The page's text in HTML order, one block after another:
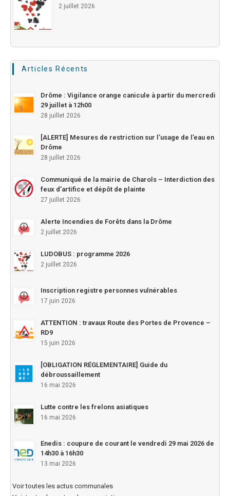
2 juillet 2026
Articles Récents
Drôme : Vigilance orange canicule à partir du mercredi
29 juillet à 12h00
28 juillet 2026
[ALERTE] Mesures de restriction sur l’usage de l’eau en
Drôme
28 juillet 2026
Communiqué de la mairie de Charols – Interdiction des
feux d’artifice et dépôt de plainte
27 juillet 2026
Alerte Incendies de Forêts dans la Drôme
2 juillet 2026
LUDOBUS : programme 2026
2 juillet 2026
Inscription registre personnes vulnérables
17 juin 2026
ATTENTION : travaux Route des Portes de Provence –
RD9
15 juin 2026
[OBLIGATION RÉGLEMENTAIRE] Guide du
débroussaillement
16 mai 2026
Lutte contre les frelons asiatiques
16 mai 2026
Enedis : coupure de courant le vendredi 29 mai 2026 de
14h30 à 16h30
13 mai 2026
Voir toutes les actus communales